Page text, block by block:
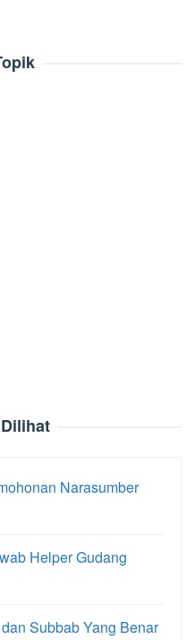
Narasumber
Helper Gudang
Subbab Yang Benar